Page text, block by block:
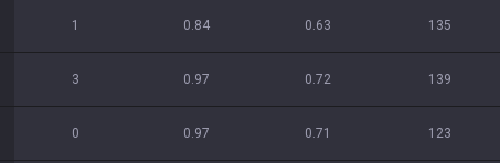
1 0.84 0.63 135
3 0.97 0.72 139
0 0.97 0.71 123